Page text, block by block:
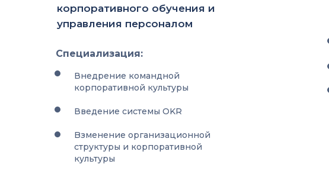
корпоративного обучения и
управления персоналом
Специализация:
Внедрение командной
корпоративной культуры
Введение системы OKR
Bзменение организационной
структуры и корпоративной
культуры